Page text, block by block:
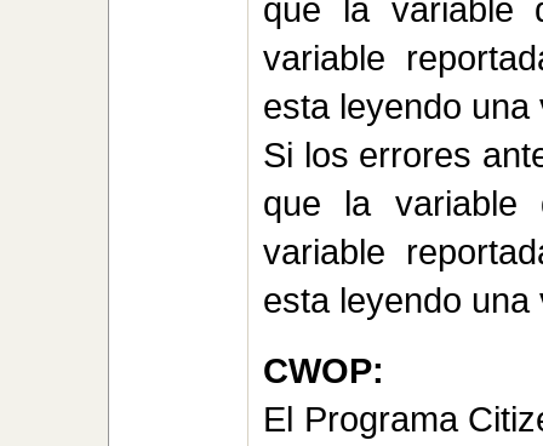
que la variable
variable
esta leyendo
Si los errores
que la variable
variable
esta leyendo
CWOP:
El Programa